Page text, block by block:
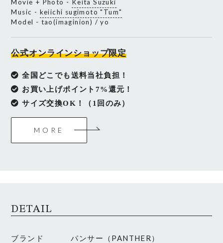
Movie + Photo -
Keita Suzuki
Music - keiichi sugimoto "Tum"
Model - tao(imaginion) / yo
公式オンラインショップ限定
全国どこでも送料当社負担！
お買い上げポイント7%還元！
サイズ交換OK！（1回のみ）
MORE
DETAIL
ブランド パンサー（PANTHER）